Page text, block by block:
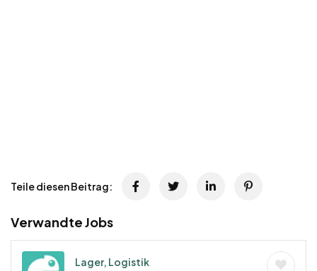
Teile diesen Beitrag:
Verwandte Jobs
Lager, Logistik